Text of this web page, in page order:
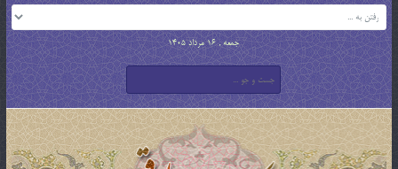
جمعه , 16 مرداد 1405